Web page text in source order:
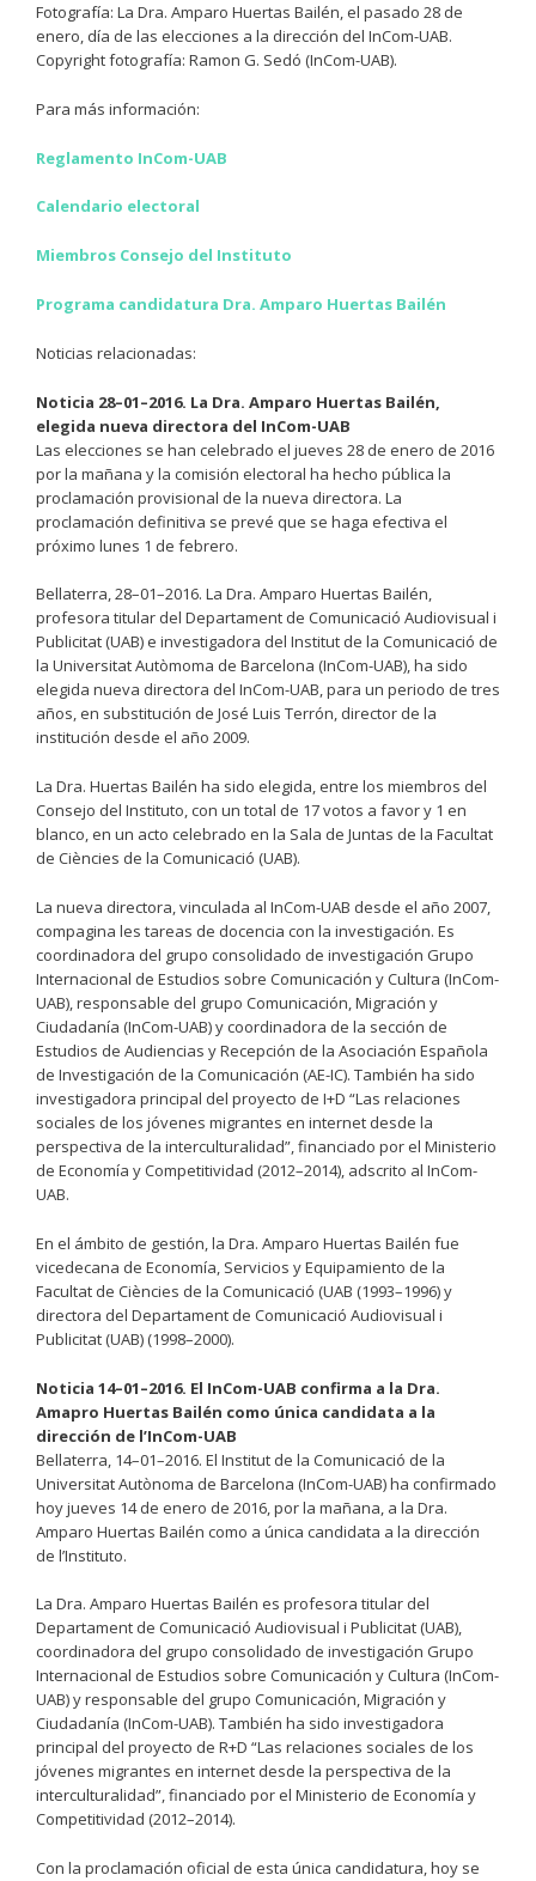
Fotografía: La Dra. Amparo Huertas Bailén, el pasado 28 de
enero, día de las elecciones a la dirección del InCom-UAB.
Copyright fotografía: Ramon G. Sedó (InCom-UAB).
Para más información:
Reglamento InCom-UAB
Calendario electoral
Miembros Consejo del Instituto
Programa candidatura Dra. Amparo Huertas Bailén
Noticias relacionadas:
Noticia 28–01–2016. La Dra. Amparo Huertas Bailén,
elegida nueva directora del InCom-UAB
Las elecciones se han celebrado el jueves 28 de enero de 2016
por la mañana y la comisión electoral ha hecho pública la
proclamación provisional de la nueva directora. La
proclamación definitiva se prevé que se haga efectiva el
próximo lunes 1 de febrero.
Bellaterra, 28–01–2016. La Dra. Amparo Huertas Bailén,
profesora titular del Departament de Comunicació Audiovisual i
Publicitat (UAB) e investigadora del Institut de la Comunicació de
la Universitat Autòmoma de Barcelona (InCom-UAB), ha sido
elegida nueva directora del InCom-UAB, para un periodo de tres
años, en substitución de José Luis Terrón, director de la
institución desde el año 2009.
La Dra. Huertas Bailén ha sido elegida, entre los miembros del
Consejo del Instituto, con un total de 17 votos a favor y 1 en
blanco, en un acto celebrado en la Sala de Juntas de la Facultat
de Ciències de la Comunicació (UAB).
La nueva directora, vinculada al InCom-UAB desde el año 2007,
compagina les tareas de docencia con la investigación. Es
coordinadora del grupo consolidado de investigación Grupo
Internacional de Estudios sobre Comunicación y Cultura (InCom-
UAB), responsable del grupo Comunicación, Migración y
Ciudadanía (InCom-UAB) y coordinadora de la sección de
Estudios de Audiencias y Recepción de la Asociación Española
de Investigación de la Comunicación (AE-IC). También ha sido
investigadora principal del proyecto de I+D “Las relaciones
sociales de los jóvenes migrantes en internet desde la
perspectiva de la interculturalidad”, financiado por el Ministerio
de Economía y Competitividad (2012–2014), adscrito al InCom-
UAB.
En el ámbito de gestión, la Dra. Amparo Huertas Bailén fue
vicedecana de Economía, Servicios y Equipamiento de la
Facultat de Ciències de la Comunicació (UAB (1993–1996) y
directora del Departament de Comunicació Audiovisual i
Publicitat (UAB) (1998–2000).
Noticia 14–01–2016. El InCom-UAB confirma a la Dra.
Amapro Huertas Bailén como única candidata a la
dirección de l’InCom-UAB
Bellaterra, 14–01–2016. El Institut de la Comunicació de la
Universitat Autònoma de Barcelona (InCom-UAB) ha confirmado
hoy jueves 14 de enero de 2016, por la mañana, a la Dra.
Amparo Huertas Bailén como a única candidata a la dirección
de l’Instituto.
La Dra. Amparo Huertas Bailén es profesora titular del
Departament de Comunicació Audiovisual i Publicitat (UAB),
coordinadora del grupo consolidado de investigación Grupo
Internacional de Estudios sobre Comunicación y Cultura (InCom-
UAB) y responsable del grupo Comunicación, Migración y
Ciudadanía (InCom-UAB). También ha sido investigadora
principal del proyecto de R+D “Las relaciones sociales de los
jóvenes migrantes en internet desde la perspectiva de la
interculturalidad”, financiado por el Ministerio de Economía y
Competitividad (2012–2014).
Con la proclamación oficial de esta única candidatura, hoy se